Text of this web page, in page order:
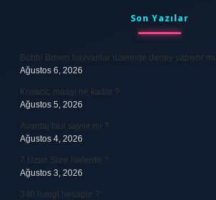
Son Yazılar
Bobbi Brown hayvanlar üzerinde deney yapıyor
Ağustos 6, 2026
Kovacic maaşı ne kadar ?
Ağustos 5, 2026
Avantaj faul sayılır mı ?
Ağustos 4, 2026
7 Uzun Sure Nelerdir ?
Ağustos 3, 2026
340 hangi hesaptır ?